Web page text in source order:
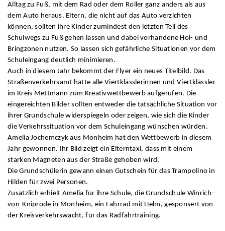
Alltag zu Fuß, mit dem Rad oder dem Roller ganz anders als aus
dem Auto heraus. Eltern, die nicht auf das Auto verzichten
können, sollten ihre Kinder zumindest den letzten Teil des
Schulwegs zu Fuß gehen lassen und dabei vorhandene Hol- und
Bringzonen nutzen. So lassen sich gefährliche Situationen vor dem
Schuleingang deutlich minimieren.
Auch in diesem Jahr bekommt der Flyer ein neues Titelbild. Das
Straßenverkehrsamt hatte alle Viertklässlerinnen und Viertklässler
im Kreis Mettmann zum Kreativwettbewerb aufgerufen. Die
eingereichten Bilder sollten entweder die tatsächliche Situation vor
ihrer Grundschule widerspiegeln oder zeigen, wie sich die Kinder
die Verkehrssituation vor dem Schuleingang wünschen würden.
Amelia Jochemczyk aus Monheim hat den Wettbewerb in diesem
Jahr gewonnen. Ihr Bild zeigt ein Elterntaxi, dass mit einem
starken Magneten aus der Straße gehoben wird.
Die Grundschülerin gewann einen Gutschein für das Trampolino in
Hilden für zwei Personen.
Zusätzlich erhielt Amelia für ihre Schule, die Grundschule Winrich-
von-Kniprode in Monheim, ein Fahrrad mit Helm, gesponsert von
der Kreisverkehrswacht, für das Radfahrtraining.